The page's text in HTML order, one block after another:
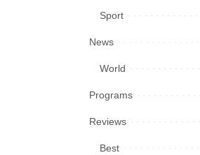
Sport
News
World
Programs
Reviews
Best